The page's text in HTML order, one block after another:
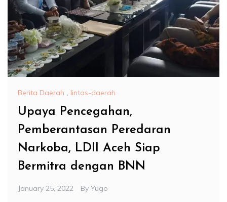
Berita Daerah , lintas-daerah
Upaya Pencegahan,
Pemberantasan Peredaran
Narkoba, LDII Aceh Siap
Bermitra dengan BNN
January 25, 2022 By Yugo